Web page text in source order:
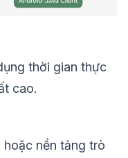
thời gian thực
cao.
nền tảng trò